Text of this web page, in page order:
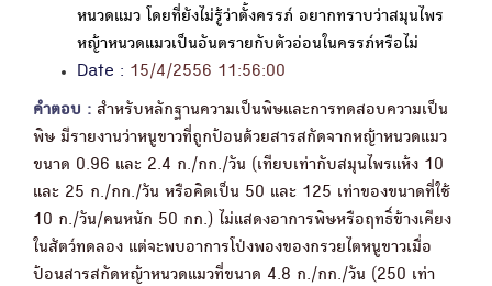
หนวดแมว โดยที่ยังไม่รู้ว่าตั้งครรภ์ อยากทราบว่าสมุนไพร
หญ้าหนวดแมวเป็นอันตรายกับตัวอ่อนในครรภ์หรือไม่
Date : 15/4/2556 11:56:00
คำตอบ : สำหรับหลักฐานความเป็นพิษและการทดสอบความเป็น
พิษ มีรายงานว่าหนูขาวที่ถูกป้อนด้วยสารสกัดจากหญ้าหนวดแมว
ขนาด 0.96 และ 2.4 ก./กก./วัน (เทียบเท่ากับสมุนไพรแห้ง 10
และ 25 ก./กก./วัน หรือคิดเป็น 50 และ 125 เท่าของขนาดที่ใช้
10 ก./วัน/คนหนัก 50 กก.) ไม่แสดงอาการพิษหรือฤทธิ์ข้างเคียง
ในสัตว์ทดลอง แต่จะพบอาการโป่งพองของกรวยไตหนูขาวเมื่อ
ป้อนสารสกัดหญ้าหนวดแมวที่ขนาด 4.8 ก./กก./วัน (250 เท่า